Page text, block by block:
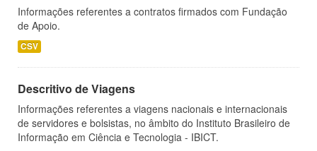
Informações referentes a contratos firmados com Fundação
de Apoio.
CSV
Descritivo de Viagens
Informações referentes a viagens nacionais e internacionais
de servidores e bolsistas, no âmbito do Instituto Brasileiro de
Informação em Ciência e Tecnologia - IBICT.